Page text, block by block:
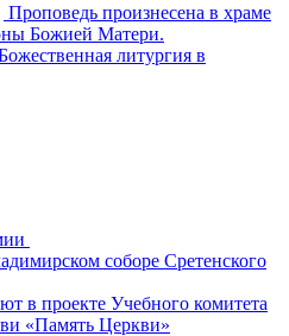
Проповедь произнесена в храме
Божией Матери.
литургия в
соборе Сретенского
в проекте Учебного комитета
«Память Церкви»